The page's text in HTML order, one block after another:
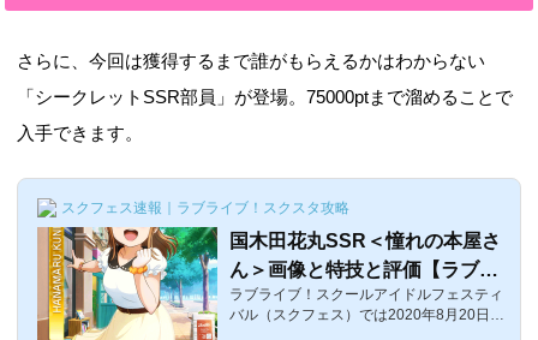
1個ごとに32%の確率で判定が6.5秒強化さ
さらに、今回は獲得するまで誰がもらえるかはわからない
「シークレットSSR部員」が登場。75000ptまで溜めることで
入手できます。
スクフェス速報｜ラブライブ！スクスタ攻略
国木田花丸SSR＜憧れの本屋さ
ん＞画像と特技と評価【ラブラ
イブ！スクフェス】
ラブライブ！スクールアイドルフェスティ
バル（スクフェス）では2020年8月20日0: